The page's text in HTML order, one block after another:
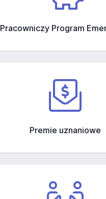
Pracowniczy Program
Premie uznaniowe